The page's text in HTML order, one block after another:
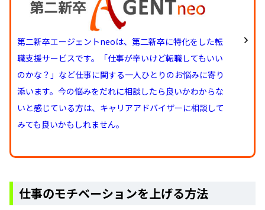
第二新卒エージェントneoは、第二新卒に特化をした転
職支援サービスです。「仕事が辛いけど転職してもいい
のかな？」など仕事に関する一人ひとりのお悩みに寄り
添います。今の悩みをだれに相談したら良いかわからな
いと感じている方は、キャリアアドバイザーに相談して
みても良いかもしれません。
仕事のモチベーションを上げる方法